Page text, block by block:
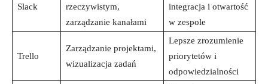
Slack
rzeczywistym,
zarządzanie kanałami
integracja i otwartość
w zespole
Trello
Zarządzanie projektami,
wizualizacja zadań
Lepsze zrozumienie
priorytetów i
odpowiedzialności